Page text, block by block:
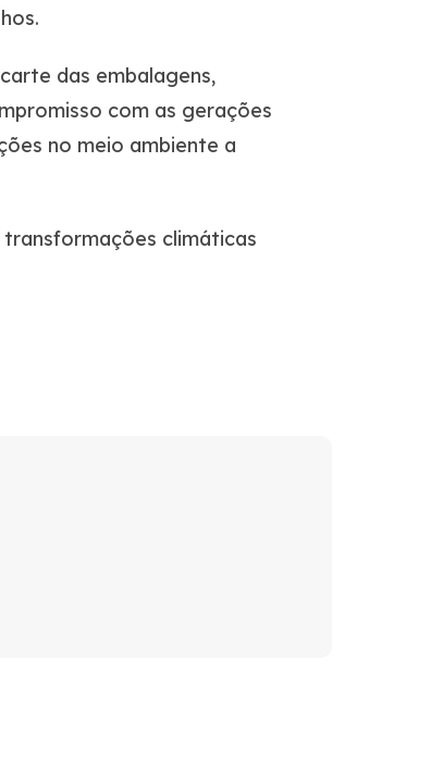
das embalagens,
com as gerações
no meio ambiente a
climáticas